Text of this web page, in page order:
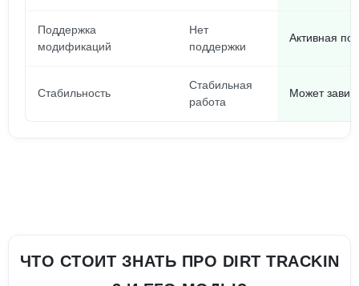
Поддержка
модификаций
Нет
поддержки
Активная
Стабильность
Стабильная
работа
Может
ЧТО СТОИТ ЗНАТЬ ПРО DIRT TRACKIN